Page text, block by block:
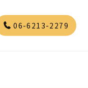
06-6213-2279